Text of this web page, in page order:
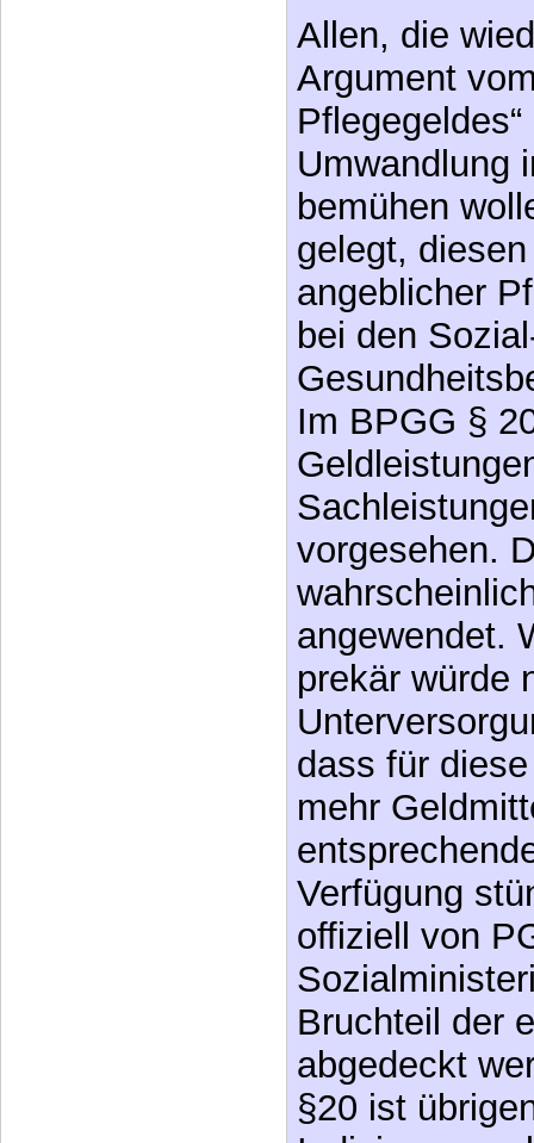
Umwandlung
bemühen
gelegt,
angeblicher
bei den
Im BPGG §
vorgesehen.
angewendet.
prekär würde
dass für
mehr
Verfügung
offiziell von
Bruchteil der
abgedeckt
§20 ist
o.g.